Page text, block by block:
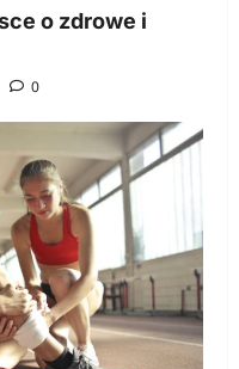
o zdrowe i
0